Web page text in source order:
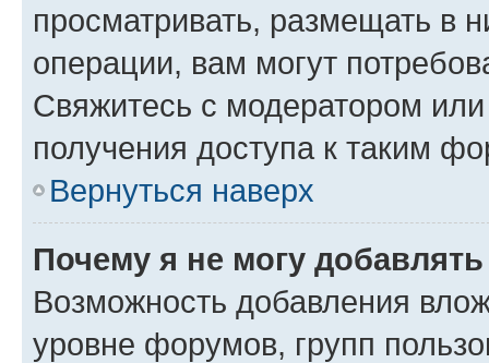
просматривать, размещать в
операции, вам могут
Свяжитесь с модератором
получения доступа к таким
Вернуться наверх
Почему я не могу
Возможность добавления
уровне форумов, групп